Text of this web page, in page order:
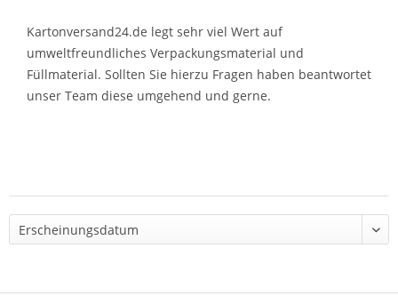
Kartonversand24.de legt sehr viel Wert auf
umweltfreundliches Verpackungsmaterial und
Füllmaterial. Sollten Sie hierzu Fragen haben beantwortet
unser Team diese umgehend und gerne.